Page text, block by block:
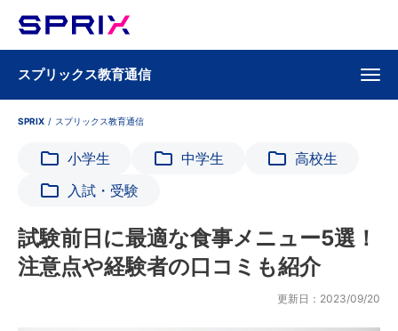
スプリックス教育通信
SPRIX / スプリックス教育通信
小学生 中学生
高校生
入試・受験
試験前日に最適な食事メニュー5選！
注意点や経験者の口コミも紹介
更新日：2023/09/20